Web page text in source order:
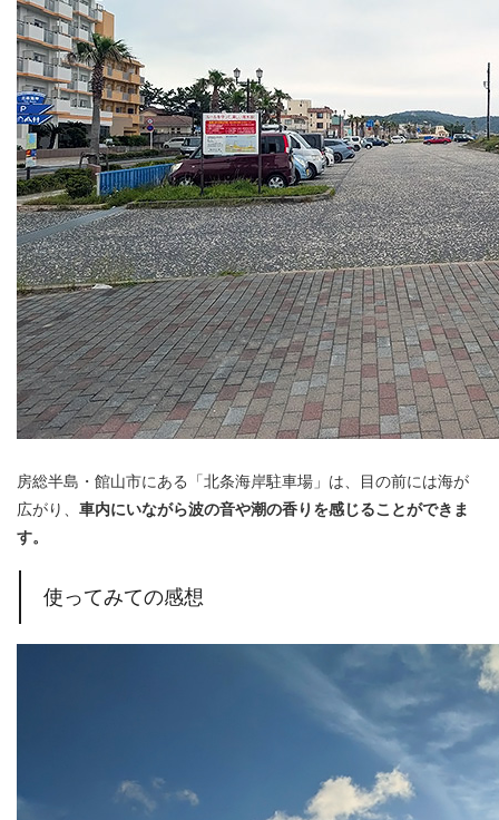
房総半島・館山市にある「北条海岸駐車場」は、目の前には海が
広がり、 車内にいながら波の音や潮の香りを感じることができま
す。
使ってみての感想